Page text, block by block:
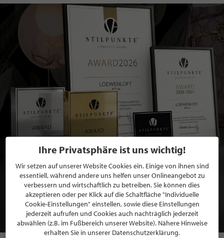
BEWERBEN SIE SICH FÜR EINE GRATIS
MITGLIEDSCHAFT BEI STILPUNKTE®
JETZT GRATIS BEWERBEN
Ihre Privatsphäre ist uns wichtig!
Wir setzen auf unserer Website Cookies ein. Einige von ihnen sind
essentiell, während andere uns helfen unser Onlineangebot zu
verbessern und wirtschaftlich zu betreiben. Sie können dies
akzeptieren oder per Klick auf die Schaltfläche "Individuelle
Cookie-Einstellungen" einstellen, sowie diese Einstellungen
jederzeit aufrufen und Cookies auch nachträglich jederzeit
abwählen (z.B. im Fußbereich unserer Website). Nähere Hinweise
erhalten Sie in unserer Datenschutzerklärung.